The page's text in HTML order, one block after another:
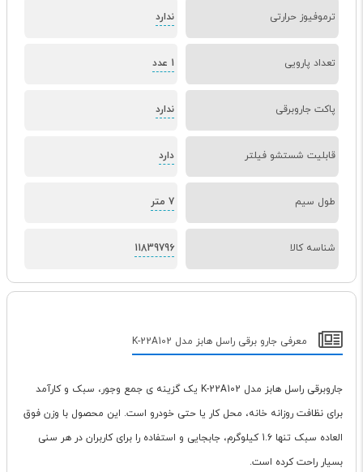
ترموفیوز حرارتی ندارد
تعداد پارویی 1 عدد
پاکت جاروبرقی ندارد
قابلیت شستشو فیلتر دارد
طول سیم 7 متر
شناسه کالا 11839796
معرفی جارو برقی راسل هابز مدل K-22A102
جاروبرقی راسل هابز مدل K-22A102 یک گزینه ی جمع وجور، سبک و کارآمد
برای نظافت روزانه خانه، محل کار یا حتی خودرو است. این محصول با وزن فوق
العاده سبک تنها 1.6 کیلوگرم، جابجایی و استفاده را برای کاربران در هر سنی
بسیار راحت کرده است.